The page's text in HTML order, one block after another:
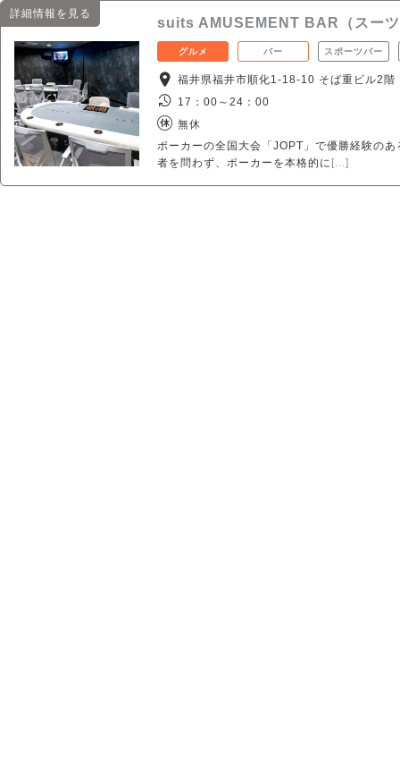
詳細情報を見る
suits AMUSEMENT BAR（スー
グルメ バー スポーツバー
福井県福井市順化1-18-10 そば重ビル2階
17：00～24：00
無休
ポーカーの全国大会「JOPT」で優勝経験の
者を問わず、ポーカーを本格的に [...]